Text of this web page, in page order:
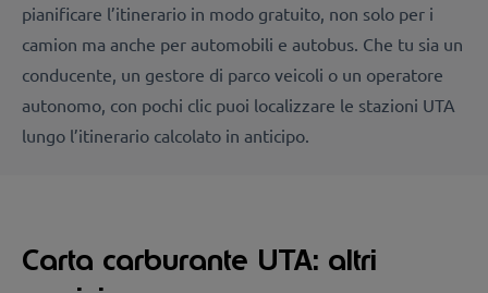
pianificare l’itinerario in modo gratuito, non solo per i
camion ma anche per automobili e autobus. Che tu sia un
conducente, un gestore di parco veicoli o un operatore
autonomo, con pochi clic puoi localizzare le stazioni UTA
lungo l’itinerario calcolato in anticipo.
Carta carburante UTA: altri